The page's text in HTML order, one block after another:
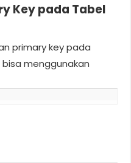
Key pada Tabel
primary key pada
menggunakan